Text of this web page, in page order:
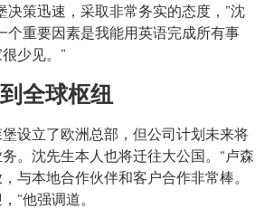
决策迅速，采取非常务实的态度，”沈
个重要因素是我能用英语完成所有事
少见。”
全球枢纽
设立了欧洲总部，但公司计划未来将
。沈先生本人也将迁往大公国。“卢森
与本地合作伙伴和客户合作非常棒。
“他强调道。